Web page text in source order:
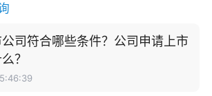
司符合哪些条件？公司申请上市
？